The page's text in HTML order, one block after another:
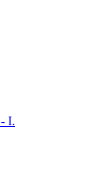
I.